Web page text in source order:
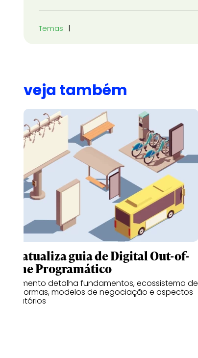
Temas
veja também
IAB atualiza guia de Digital Out-of-
Home Programático
Documento detalha fundamentos, ecossistema de
plataformas, modelos de negociação e aspectos
regulatórios